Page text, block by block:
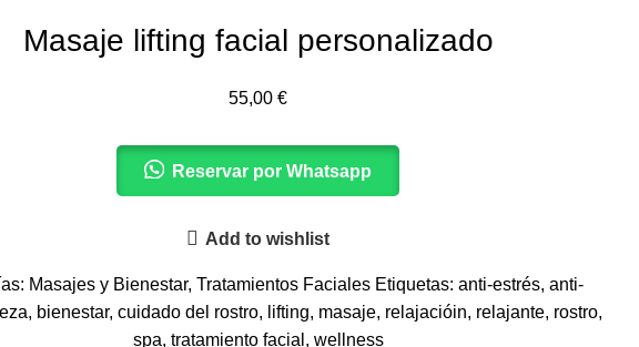
Masaje lifting facial personalizado
55,00 €
Reservar por Whatsapp
Add to wishlist
Masajes y Bienestar, Tratamientos Faciales Etiquetas: anti-estrés, anti-
, bienestar, cuidado del rostro, lifting, masaje, relajacióin, relajante, rostro,
spa, tratamiento facial , wellness